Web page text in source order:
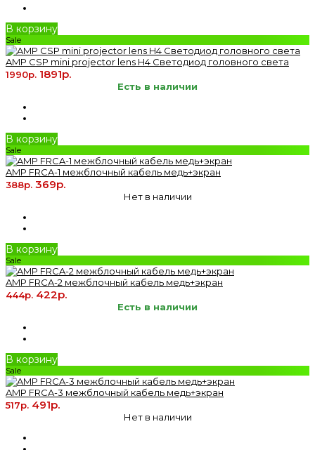
В корзину
Sale
AMP CSP mini projector lens H4 Светодиод головного света
1990р. 1891р.
Есть в наличии
В корзину
Sale
AMP FRCA-1 межблочный кабель медь+экран
388р. 369р.
Нет в наличии
В корзину
Sale
AMP FRCA-2 межблочный кабель медь+экран
444р. 422р.
Есть в наличии
В корзину
Sale
AMP FRCA-3 межблочный кабель медь+экран
517р. 491р.
Нет в наличии